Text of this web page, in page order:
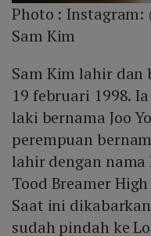
Photo : Instagram:
Sam Kim
Sam Kim lahir dan
19 februari 1998.
laki bernama Joo
perempuan
lahir dengan nama
Tood Breamer
Saat ini
sudah pindah ke